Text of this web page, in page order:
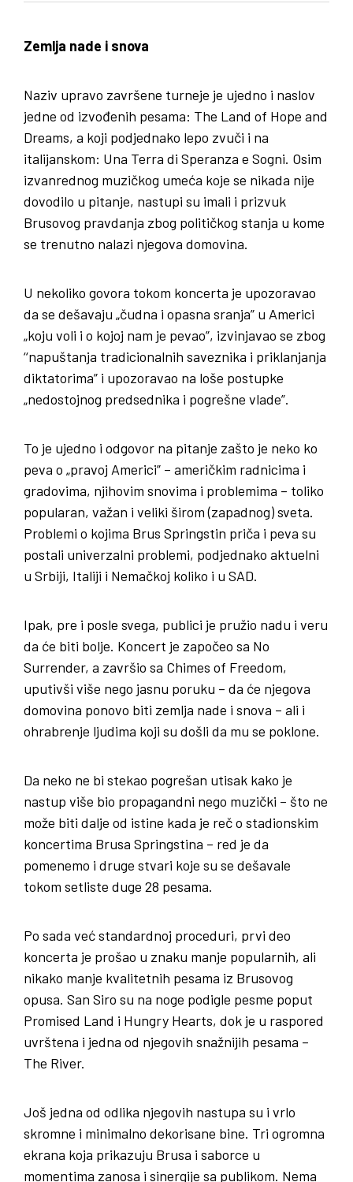
Zemlja nade i snova
Naziv upravo završene turneje je ujedno i naslov
jedne od izvođenih pesama: The Land of Hope and
Dreams, a koji podjednako lepo zvuči i na
italijanskom: Una Terra di Speranza e Sogni. Osim
izvanrednog muzičkog umeća koje se nikada nije
dovodilo u pitanje, nastupi su imali i prizvuk
Brusovog pravdanja zbog političkog stanja u kome
se trenutno nalazi njegova domovina.
U nekoliko govora tokom koncerta je upozoravao
da se dešavaju „čudna i opasna sranja” u Americi
„koju voli i o kojoj nam je pevao”, izvinjavao se zbog
‘‘napuštanja tradicionalnih saveznika i priklanjanja
diktatorima” i upozoravao na loše postupke
„nedostojnog predsednika i pogrešne vlade”.
To je ujedno i odgovor na pitanje zašto je neko ko
peva o „pravoj Americi” – američkim radnicima i
gradovima, njihovim snovima i problemima – toliko
popularan, važan i veliki širom (zapadnog) sveta.
Problemi o kojima Brus Springstin priča i peva su
postali univerzalni problemi, podjednako aktuelni
u Srbiji, Italiji i Nemačkoj koliko i u SAD.
Ipak, pre i posle svega, publici je pružio nadu i veru
da će biti bolje. Koncert je započeo sa No
Surrender, a završio sa Chimes of Freedom,
uputivši više nego jasnu poruku – da će njegova
domovina ponovo biti zemlja nade i snova – ali i
ohrabrenje ljudima koji su došli da mu se poklone.
Da neko ne bi stekao pogrešan utisak kako je
nastup više bio propagandni nego muzički – što ne
može biti dalje od istine kada je reč o stadionskim
koncertima Brusa Springstina – red je da
pomenemo i druge stvari koje su se dešavale
tokom setliste duge 28 pesama.
Po sada već standardnoj proceduri, prvi deo
koncerta je prošao u znaku manje popularnih, ali
nikako manje kvalitetnih pesama iz Brusovog
opusa. San Siro su na noge podigle pesme poput
Promised Land i Hungry Hearts, dok je u raspored
uvrštena i jedna od njegovih snažnijih pesama –
The River.
Još jedna od odlika njegovih nastupa su i vrlo
skromne i minimalno dekorisane bine. Tri ogromna
ekrana koja prikazuju Brusa i saborce u
momentima zanosa i sinergije sa publikom. Nema